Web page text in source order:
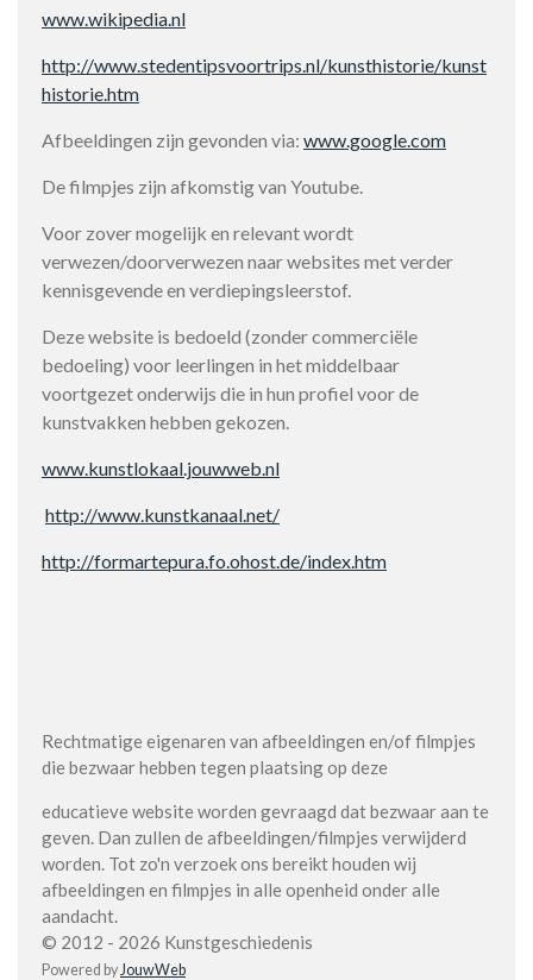
www.wikipedia.nl
http://www.stedentipsvoortrips.nl/kunsthistorie/kunst
historie.htm
Afbeeldingen zijn gevonden via: www.google.com
De filmpjes zijn afkomstig van Youtube.
Voor zover mogelijk en relevant wordt
verwezen/doorverwezen naar websites met verder
kennisgevende en verdiepingsleerstof.
Deze website is bedoeld (zonder commerciële
bedoeling) voor leerlingen in het middelbaar
voortgezet onderwijs die in hun profiel voor de
kunstvakken hebben gekozen.
www.kunstlokaal.jouwweb.nl
http://www.kunstkanaal.net/
http://formartepura.fo.ohost.de/index.htm
Rechtmatige eigenaren van afbeeldingen en/of filmpjes
die bezwaar hebben tegen plaatsing op deze
educatieve website worden gevraagd dat bezwaar aan te
geven. Dan zullen de afbeeldingen/filmpjes verwijderd
worden. Tot zo'n verzoek ons bereikt houden wij
afbeeldingen en filmpjes in alle openheid onder alle
aandacht.
© 2012 - 2026 Kunstgeschiedenis
Powered by JouwWeb